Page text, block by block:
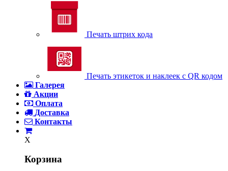
Печать штрих кода
Печать этикеток и наклеек с QR кодом
Галерея
Акции
Оплата
Доставка
Контакты
X
Корзина